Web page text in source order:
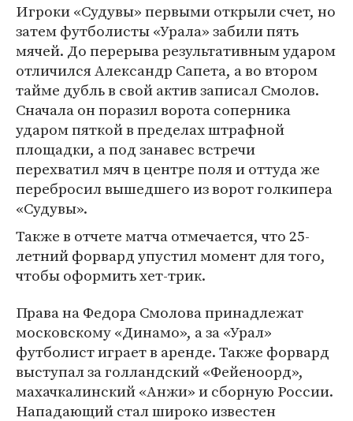
Игроки «Судувы» первыми открыли счет, но
затем футболисты «Урала» забили пять
мячей. До перерыва результативным ударом
отличился Александр Сапета, а во втором
тайме дубль в свой актив записал Смолов.
Сначала он поразил ворота соперника
ударом пяткой в пределах штрафной
площадки, а под занавес встречи
перехватил мяч в центре поля и оттуда же
перебросил вышедшего из ворот голкипера
«Судувы».
Также в отчете матча отмечается, что 25-
летний форвард упустил момент для того,
чтобы оформить хет-трик.
Права на Федора Смолова принадлежат
московскому «Динамо», а за «Урал»
футболист играет в аренде. Также форвард
выступал за голландский «Фейеноорд»,
махачкалинский «Анжи» и сборную России.
Нападающий стал широко известен